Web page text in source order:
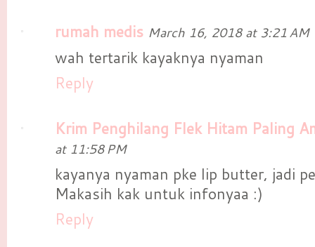
rumah medis March 16, 2018 at 3:21 AM
wah tertarik kayaknya nyaman
Reply
Krim Penghilang Flek Hitam Paling
at 11:58 PM
kayanya nyaman pke lip butter, jadi
Makasih kak untuk infonyaa :)
Reply